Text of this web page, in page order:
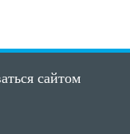
сайтом